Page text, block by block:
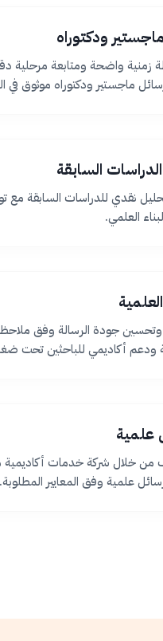
ودكتوراه
واضحة ومتابعة مرحلية
ماجستير ودكتوراه موثوق في
السابقة
نقدي للدراسات السابقة مع
العلمي.
وتحسين جودة الرسالة وفق
ودعم أكاديمي للباحثين تحت
علمية
من خلال شركة خدمات
علمية وفق المعايير المطلوبة.